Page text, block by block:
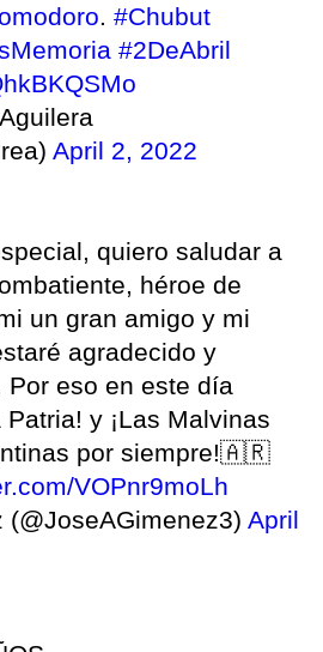
. #Chubut
#2DeAbril
April 2, 2022
quiero saludar a
héroe de
un gran amigo y mi
agradecido y
Por eso en este día
Patria! y ¡Las Malvinas
por siempre!🇦🇷
VOPnr9moLh
April